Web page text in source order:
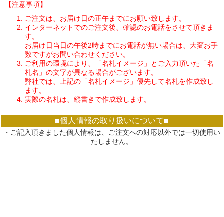
【注意事項】
ご注文は、お届け日の正午までにお願い致します。
インターネットでのご注文後、確認のお電話をさせて頂きま
す。
お届け日当日の午後2時までにお電話が無い場合は、大変お手
数ですがお問い合わせください。
ご利用の環境により、「名札イメージ」とご入力頂いた「名
札名」の文字が異なる場合がございます。
弊社では、上記の「名札イメージ」優先して名札を作成致し
ます。
実際の名札は、縦書きで作成致します。
■個人情報の取り扱いについて■
・ご記入頂きました個人情報は、ご注文への対応以外では一切使用い
たしません。